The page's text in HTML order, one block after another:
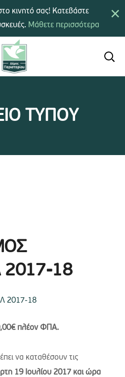
ΤΥΠΟΥ
18
2017-18
πλέον ΦΠΑ.
να καταθέσουν τις
19 Ιουλίου 2017 και ώρα
×
κινητό σας! Κατεβάστε
Μάθετε περισσότερα